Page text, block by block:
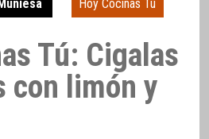
Hoy Cocinas Tú
Tú: Cigalas
con limón y